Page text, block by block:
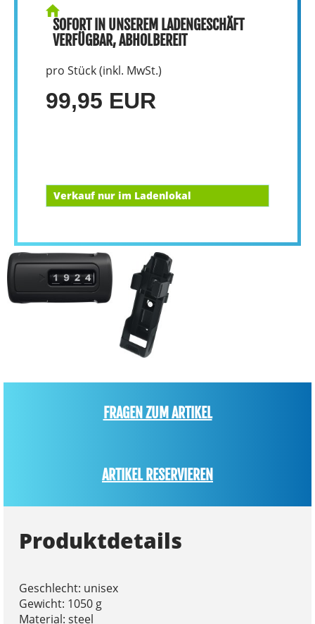
SOFORT IN UNSEREM LADENGESCHÄFT
VERFÜGBAR, ABHOLBEREIT
pro Stück (inkl. MwSt.)
99,95 EUR
Verkauf nur im Ladenlokal
FRAGEN ZUM ARTIKEL
ARTIKEL RESERVIEREN
Produktdetails
Geschlecht: unisex
Gewicht: 1050 g
Material: steel